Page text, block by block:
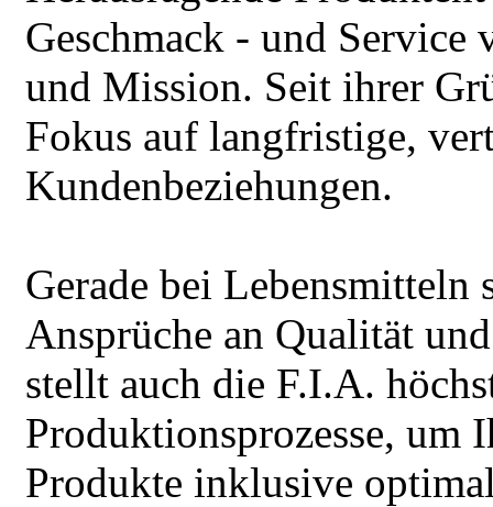
Geschmack - und Service
und Mission. Seit ihrer
Fokus auf langfristige,
Kundenbeziehungen.
Gerade bei Lebensmitteln
Ansprüche an Qualität
stellt auch die F.I.A.
Produktionsprozesse, um
Produkte inklusive